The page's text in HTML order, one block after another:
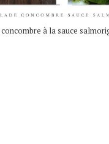
concombre à la sauce